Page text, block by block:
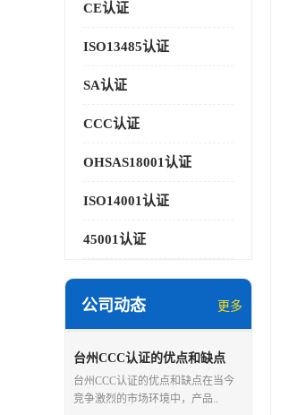
CE认证
ISO13485认证
SA认证
CCC认证
OHSAS18001认证
ISO14001认证
45001认证
公司动态 更多
台州CCC认证的优点和缺点
台州CCC认证的优点和缺点在当今
竞争激烈的市场环境中，产品..